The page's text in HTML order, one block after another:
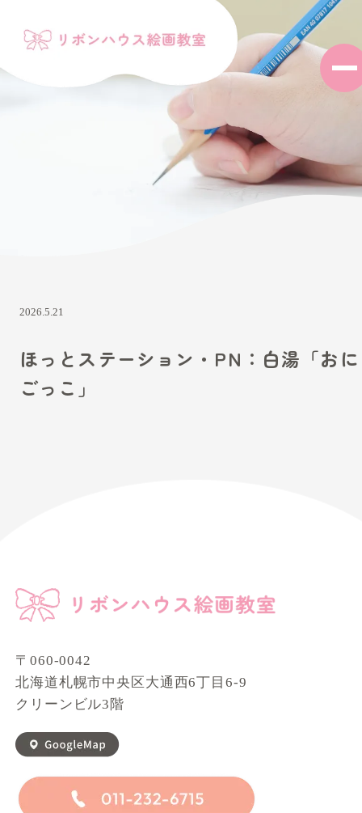
2026.5.21
ほっとステーション・PN：白湯「おに
ごっこ」
〒060-0042
北海道札幌市中央区大通西6丁目6-9
クリーンビル3階